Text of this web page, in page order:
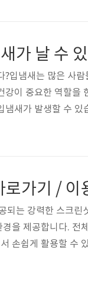
제품 구입PC 절전
가 날 수
?입냄새는 많은 사
이 중요한 역할을
냄새가 발생할 수
해독하는 중요한
입냄새의..
가기 / 이
되는 강력한 스크린
을 제공합니다. 전
손쉽게 활용할 수
수 있으며, 직관적